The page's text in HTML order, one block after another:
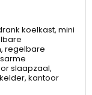
koelkast, mini
regelbare
slaapzaal,
kantoor